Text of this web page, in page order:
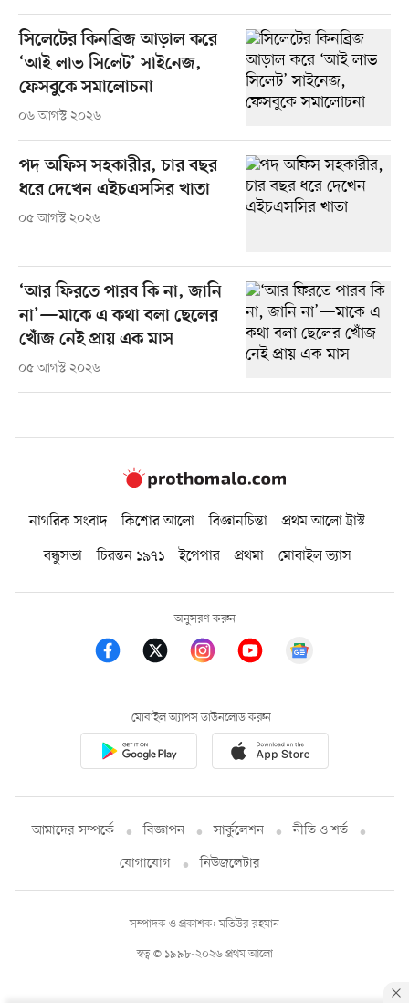
সিলেটের কিনব্রিজ আড়াল করে
‘আই লাভ সিলেট’ সাইনেজ,
ফেসবুকে সমালোচনা
০৬ আগস্ট ২০২৬
পদ অফিস সহকারীর, চার বছর
ধরে দেখেন এইচএসসির খাতা
০৫ আগস্ট ২০২৬
‘আর ফিরতে পারব কি না, জানি
না’—মাকে এ কথা বলা ছেলের
খোঁজ নেই প্রায় এক মাস
০৫ আগস্ট ২০২৬
নাগরিক সংবাদ কিশোর আলো বিজ্ঞানচিন্তা
প্রথম আলো ট্রাস্ট
বন্ধুসভা
চিরন্তন ১৯৭১ ইপেপার প্রথমা মোবাইল ভ্যাস
অনুসরণ করুন
মোবাইল অ্যাপস ডাউনলোড করুন
আমাদের সম্পর্কে বিজ্ঞাপন সার্কুলেশন
নীতি ও শর্ত
যোগাযোগ
নিউজলেটার
স্বত্ব © ১৯৯৮-২০২৬ প্রথম আলো
সম্পাদক ও প্রকাশক: মতিউর রহমান